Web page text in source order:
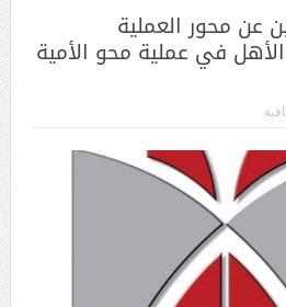
عن محور العملية
في عملية محو الأمية